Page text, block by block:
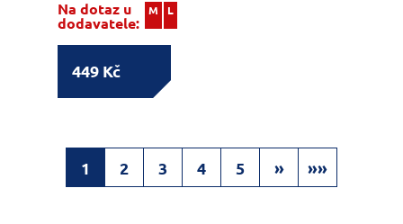
Na dotaz u
dodavatele:
M L
449 Kč
1 2 3 4 5 » »»